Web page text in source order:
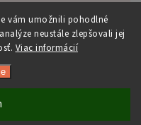
vám umožnili pohodlné
neustále zlepšovali jej
Viac informácií